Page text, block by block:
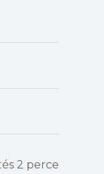
2 perce